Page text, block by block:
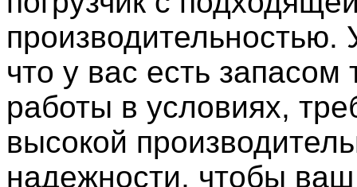
производительностью.
что у вас есть запасом
работы в условиях,
высокой
надежности, чтобы